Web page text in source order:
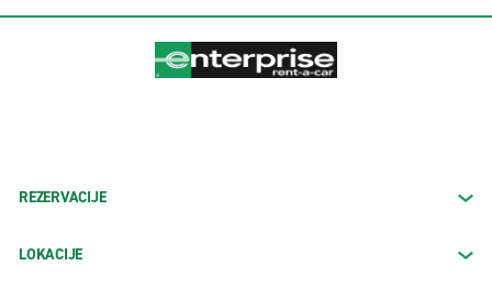
REZERVACIJE
LOKACIJE